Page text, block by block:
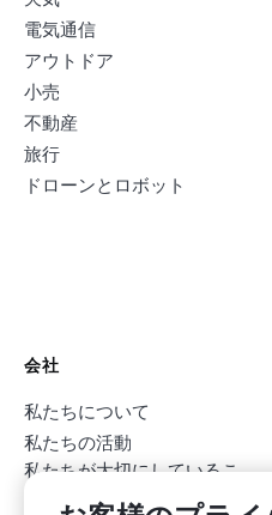
電気通信
アウトドア
小売
不動産
旅行
ドローンとロボット
会社
私たちについて
私たちの活動
私たちが大切にしているこ